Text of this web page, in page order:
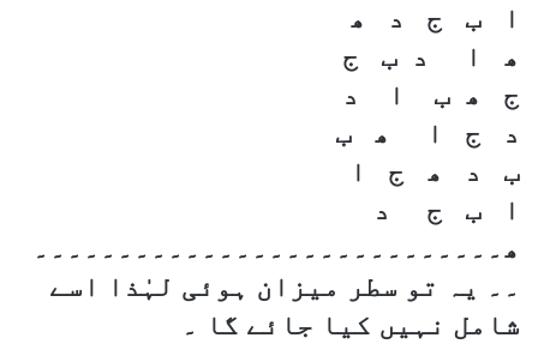
ا ب ج د ھ
ھ ا د ب ج
ج ھ ب ا د
د ج ا ھ ب
ب د ھ ج ا
ا ب ج د
ھ۔۔۔۔۔۔۔۔۔۔۔۔۔۔۔۔۔۔۔۔۔۔۔۔۔۔۔۔
۔۔ یہ تو سطر میزان ہوئی لہٰذا اسے
شامل نہیں کیا جائے گا ۔